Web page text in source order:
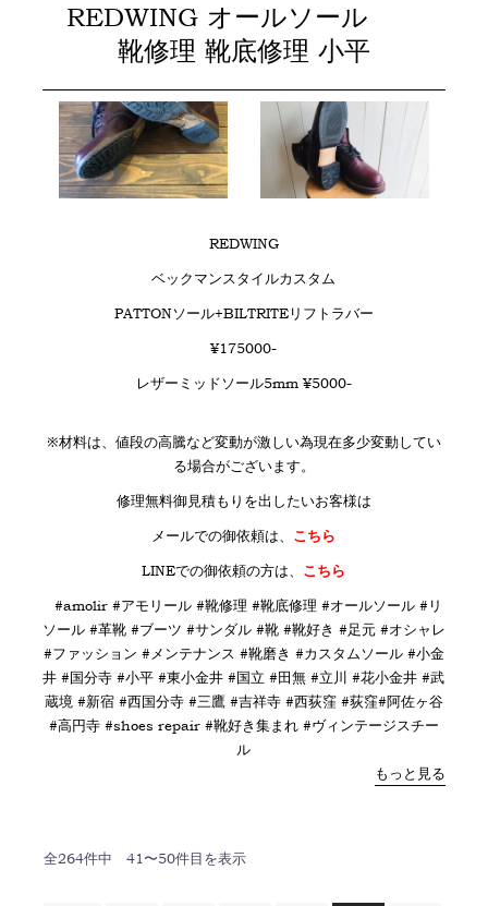
REDWING オールソール
靴修理 靴底修理 小平
REDWING
ベックマンスタイルカスタム
PATTONソール+BILTRITEリフトラバー
¥175000-
レザーミッドソール5mm ¥5000-
※材料は、値段の高騰など変動が激しい為現在多少変動してい
る場合がございます。
修理無料御見積もりを出したいお客様は
メールでの御依頼は、 こちら
LINEでの御依頼の方は、 こちら
#amolir #アモリール #靴修理 #靴底修理 #オールソール #リ
ソール #革靴 #ブーツ #サンダル #靴 #靴好き #足元 #オシャレ
#ファッション #メンテナンス #靴磨き #カスタムソール #小金
井 #国分寺 #小平 #東小金井 #国立 #田無 #立川 #花小金井 #武
蔵境 #新宿 #西国分寺 #三鷹 #吉祥寺 #西荻窪 #荻窪#阿佐ヶ谷
#高円寺 #shoes repair #靴好き集まれ #ヴィンテージスチー
ル
もっと見る
全264件中 41〜50件目を表示